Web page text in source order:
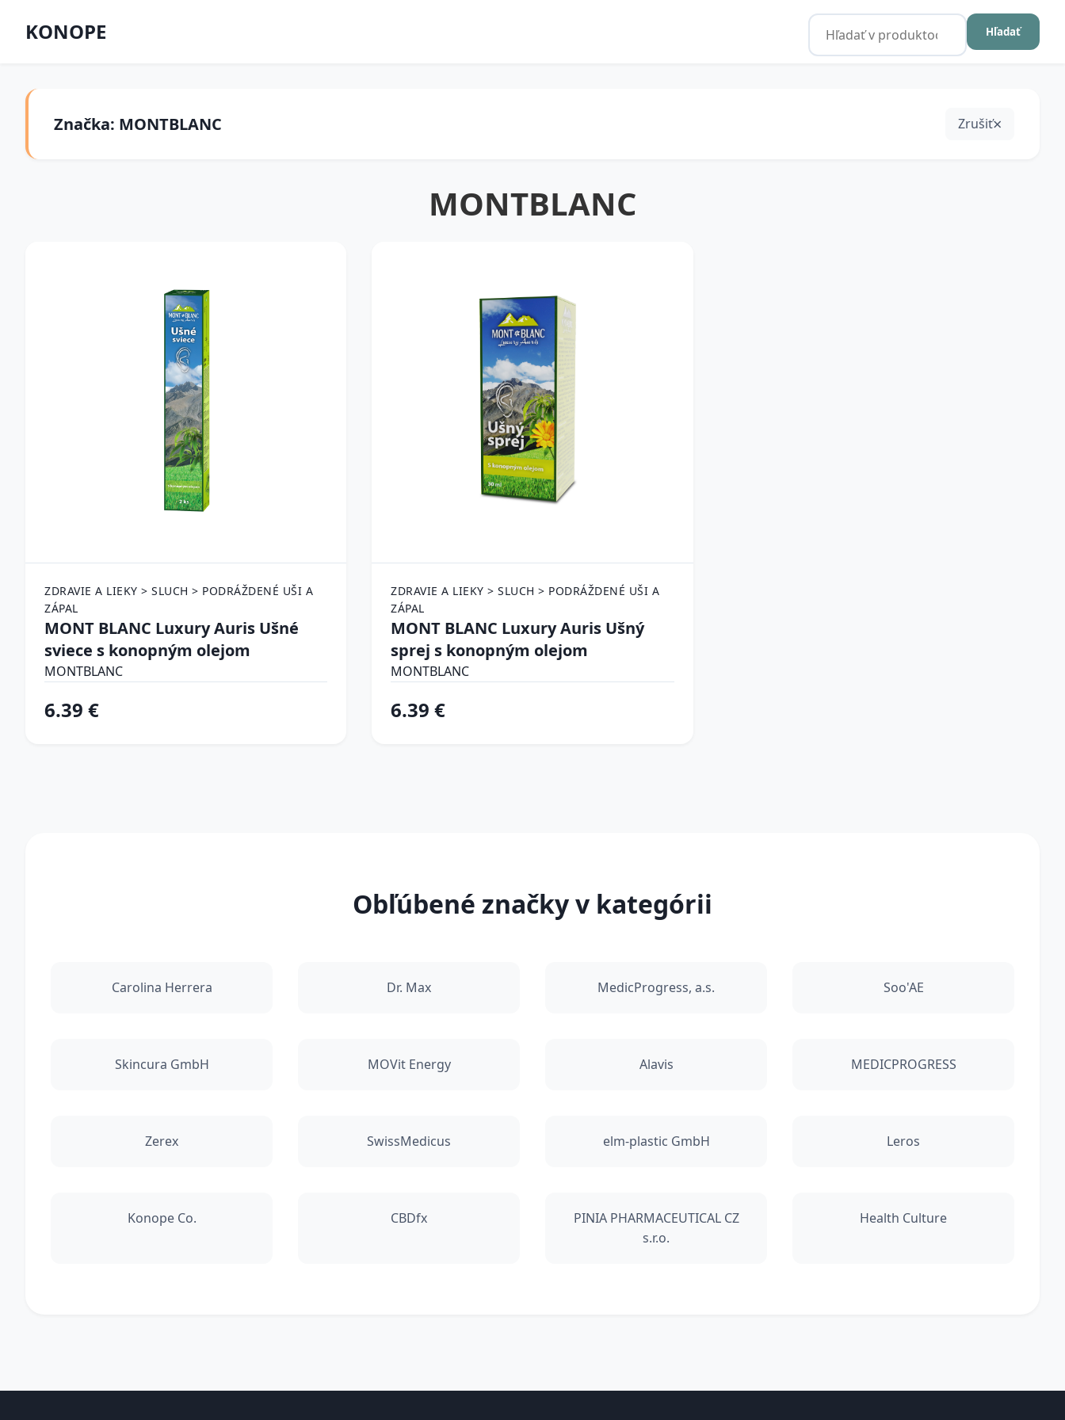
KONOPE Hľadať
Značka: MONTBLANC Zrušiť
MONTBLANC
ZDRAVIE A LIEKY > SLUCH > PODRÁŽDENÉ UŠI A
ZÁPAL
MONT BLANC Luxury Auris Ušné
sviece s konopným olejom
MONTBLANC
6.39 €
ZDRAVIE A LIEKY > SLUCH > PODRÁŽDENÉ UŠI A
ZÁPAL
MONT BLANC Luxury Auris Ušný
sprej s konopným olejom
MONTBLANC
6.39 €
Obľúbené značky v kategórii
Carolina Herrera Dr. Max MedicProgress, a.s. Soo'AE
Skincura GmbH MOVit Energy Alavis MEDICPROGRESS
Zerex SwissMedicus elm-plastic GmbH Leros
Konope Co. CBDfx
PINIA PHARMACEUTICAL CZ
s.r.o.
Health Culture